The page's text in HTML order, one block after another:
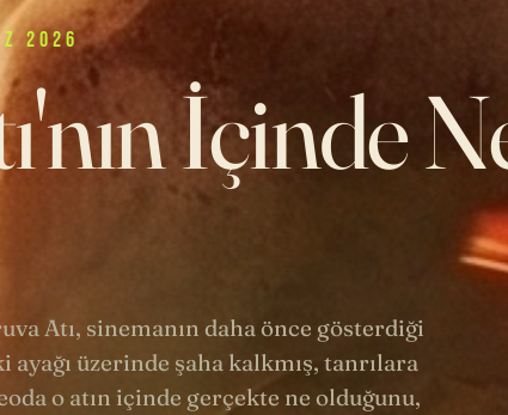
2026
İçinde
Atı, sinemanın daha önce gösterdiği
üzerinde şaha kalkmış, tanrılara
o atın içinde gerçekte ne olduğunu,